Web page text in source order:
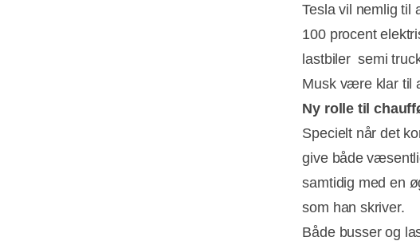
Tesla vil nemlig til
100 procent
lastbiler  semi
Musk være klar til
Ny rolle til
Specielt når det
give både
samtidig med en
som han skriver.
Både busser og